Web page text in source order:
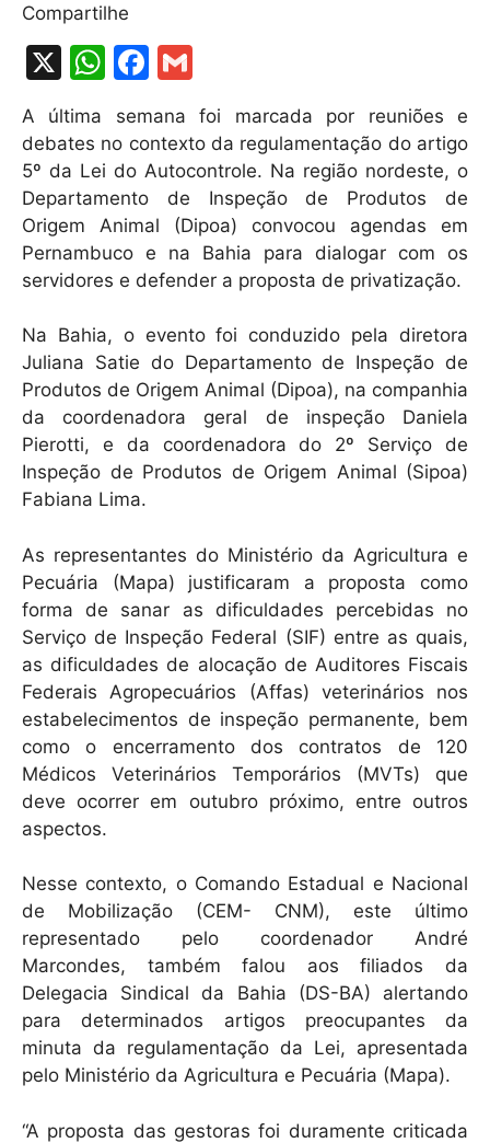
Compartilhe
X
W
at
s
A
p
p
F
c
e
b
o
o
m
ai
l
A última semana foi marcada por reuniões e
debates no contexto da regulamentação do artigo
5º da Lei do Autocontrole. Na região nordeste, o
Departamento de Inspeção de Produtos de
Origem Animal (Dipoa) convocou agendas em
Pernambuco e na Bahia para dialogar com os
servidores e defender a proposta de privatização.
Na Bahia, o evento foi conduzido pela diretora
Juliana Satie do Departamento de Inspeção de
Produtos de Origem Animal (Dipoa), na companhia
da coordenadora geral de inspeção Daniela
Pierotti, e da coordenadora do 2º Serviço de
Inspeção de Produtos de Origem Animal (Sipoa)
Fabiana Lima.
As representantes do Ministério da Agricultura e
Pecuária (Mapa) justificaram a proposta como
forma de sanar as dificuldades percebidas no
Serviço de Inspeção Federal (SIF) entre as quais,
as dificuldades de alocação de Auditores Fiscais
Federais Agropecuários (Affas) veterinários nos
estabelecimentos de inspeção permanente, bem
como o encerramento dos contratos de 120
Médicos Veterinários Temporários (MVTs) que
deve ocorrer em outubro próximo, entre outros
aspectos.
Nesse contexto, o Comando Estadual e Nacional
de Mobilização (CEM- CNM), este último
representado pelo coordenador André
Marcondes, também falou aos filiados da
Delegacia Sindical da Bahia (DS-BA) alertando
para determinados artigos preocupantes da
minuta da regulamentação da Lei, apresentada
pelo Ministério da Agricultura e Pecuária (Mapa).
“A proposta das gestoras foi duramente criticada